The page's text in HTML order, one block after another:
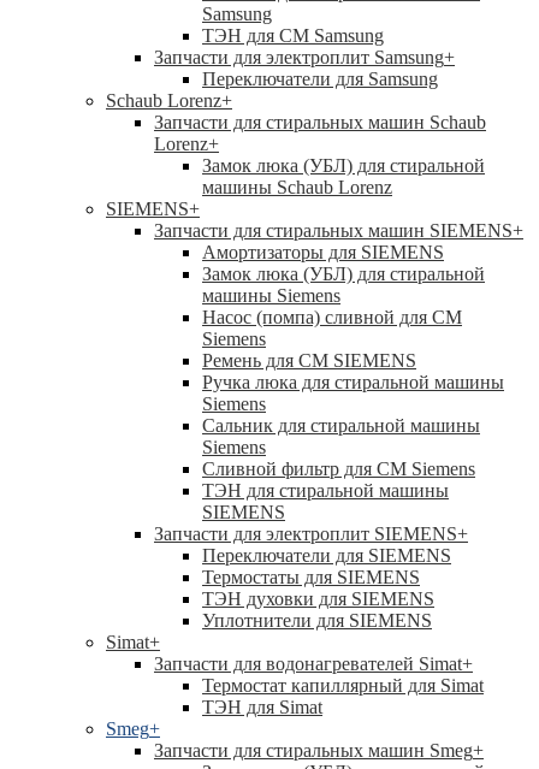
Samsung
ТЭН для СМ Samsung
Запчасти для электроплит Samsung+
Переключатели для Samsung
Schaub Lorenz+
Запчасти для стиральных машин Schaub
Lorenz+
Замок люка (УБЛ) для стиральной
машины Schaub Lorenz
SIEMENS+
Запчасти для стиральных машин SIEMENS+
Амортизаторы для SIEMENS
Замок люка (УБЛ) для стиральной
машины Siemens
Насос (помпа) сливной для СМ
Siemens
Ремень для СМ SIEMENS
Ручка люка для стиральной машины
Siemens
Сальник для стиральной машины
Siemens
Сливной фильтр для СМ Siemens
ТЭН для стиральной машины
SIEMENS
Запчасти для электроплит SIEMENS+
Переключатели для SIEMENS
Термостаты для SIEMENS
ТЭН духовки для SIEMENS
Уплотнители для SIEMENS
Simat+
Запчасти для водонагревателей Simat+
Термостат капиллярный для Simat
ТЭН для Simat
Smeg+
Запчасти для стиральных машин Smeg+